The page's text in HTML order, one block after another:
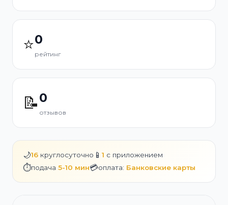
⭐0
рейтинг
📝0
отзывов
🌙16 круглосуточно 📱 1 с приложением
⏱️подача 5-10 мин💳оплата: Банковские карты